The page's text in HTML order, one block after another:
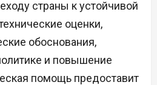
страны к устойчивой
оценки,
обоснования,
и повышение
помощь предоставит